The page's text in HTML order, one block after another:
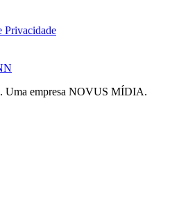
Privacidade
Uma empresa NOVUS MÍDIA.